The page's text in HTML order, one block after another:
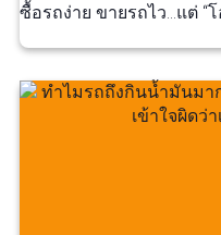
ซื้อรถง่าย ขายรถไว…แต่ “